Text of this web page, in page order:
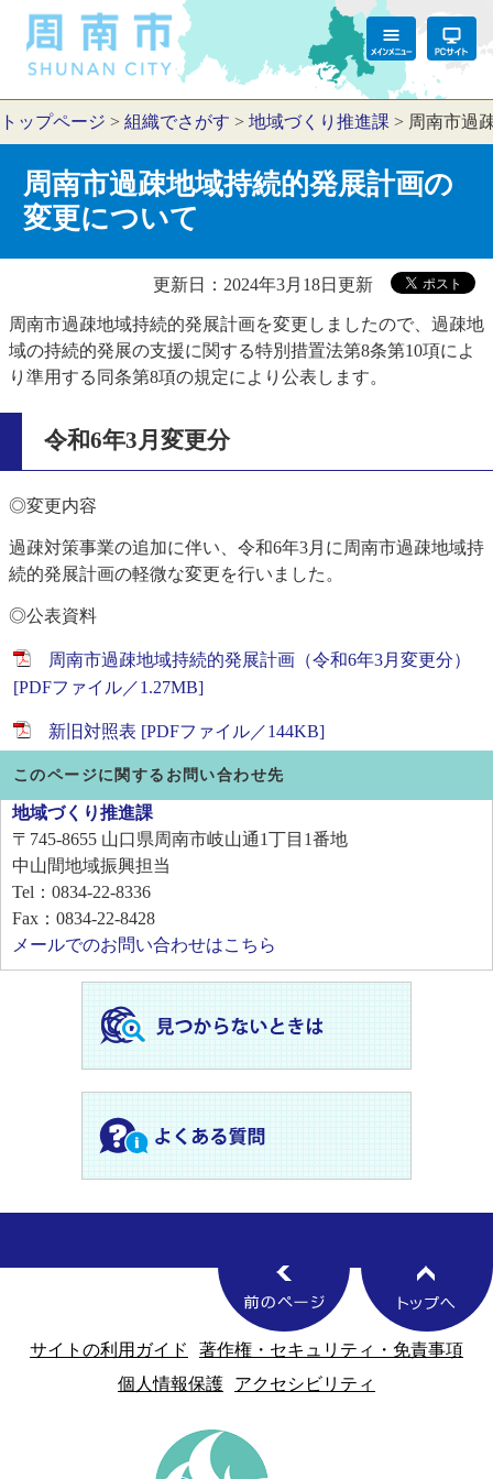
トップページ > 組織でさがす > 地域づくり推進課 > 周南市過
周南市過疎地域持続的発展計画の
変更について
更新日：2024年3月18日更新
周南市過疎地域持続的発展計画を変更しましたので、過疎地
域の持続的発展の支援に関する特別措置法第8条第10項によ
り準用する同条第8項の規定により公表します。
令和6年3月変更分
◎変更内容
過疎対策事業の追加に伴い、令和6年3月に周南市過疎地域持
続的発展計画の軽微な変更を行いました。
◎公表資料
周南市過疎地域持続的発展計画（令和6年3月変更分）
[PDFファイル／1.27MB]
新旧対照表 [PDFファイル／144KB]
このページに関するお問い合わせ先
地域づくり推進課
〒745-8655 山口県周南市岐山通1丁目1番地
中山間地域振興担当
Tel：0834-22-8336
Fax：0834-22-8428
メールでのお問い合わせはこちら
サイトの利用ガイド
著作権・セキュリティ・免責事項
個人情報保護
アクセシビリティ